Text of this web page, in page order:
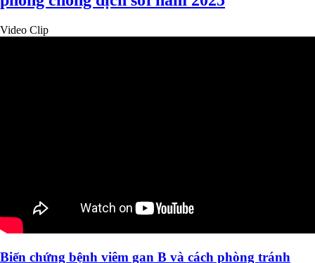
Video Clip
Biến chứng bệnh viêm gan B và cách phòng tránh